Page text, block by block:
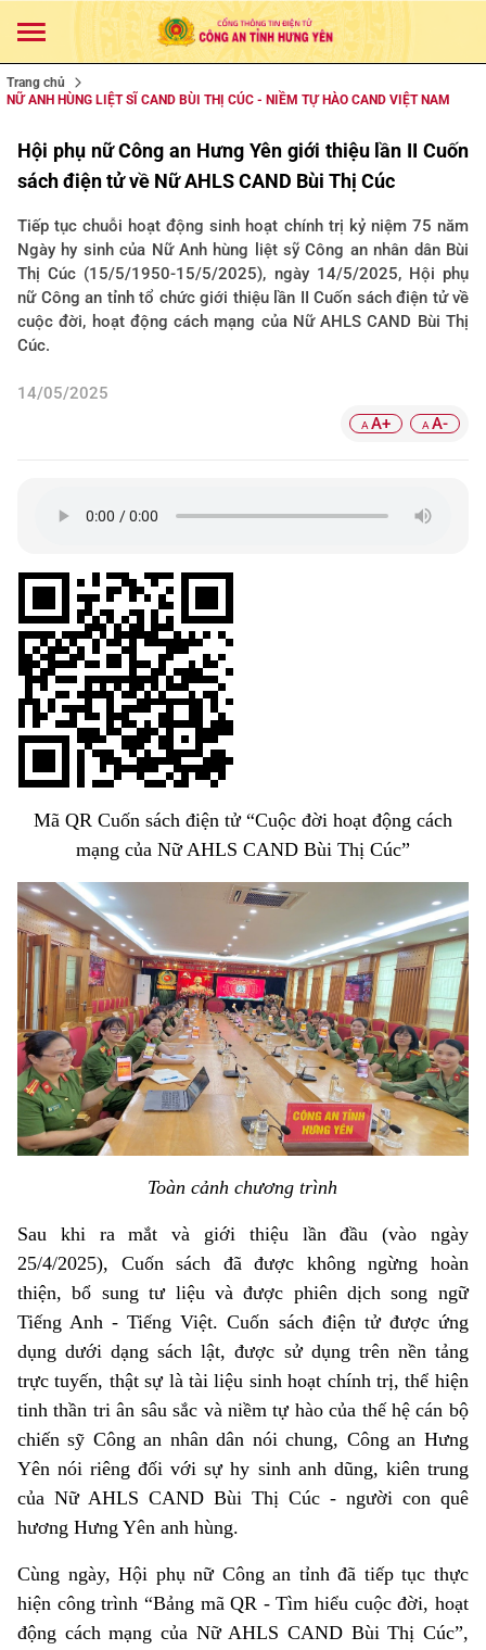
Trang chủ
NỮ ANH HÙNG LIỆT SĨ CAND BÙI THỊ CÚC - NIỀM TỰ HÀO CAND VIỆT NAM
Hội phụ nữ Công an Hưng Yên giới thiệu lần II Cuốn
sách điện tử về Nữ AHLS CAND Bùi Thị Cúc
Tiếp tục chuỗi hoạt động sinh hoạt chính trị kỷ niệm 75 năm
Ngày hy sinh của Nữ Anh hùng liệt sỹ Công an nhân dân Bùi
Thị Cúc (15/5/1950-15/5/2025), ngày 14/5/2025, Hội phụ
nữ Công an tỉnh tổ chức giới thiệu lần II Cuốn sách điện tử về
cuộc đời, hoạt động cách mạng của Nữ AHLS CAND Bùi Thị
Cúc.
14/05/2025
A A+ A A-
Mã QR Cuốn sách điện tử “Cuộc đời hoạt động cách
mạng của Nữ AHLS CAND Bùi Thị Cúc”
Toàn cảnh chương trình
Sau khi ra mắt và giới thiệu lần đầu (vào ngày
25/4/2025), Cuốn sách đã được không ngừng hoàn
thiện, bổ sung tư liệu và được phiên dịch song ngữ
Tiếng Anh - Tiếng Việt. Cuốn sách điện tử được ứng
dụng dưới dạng sách lật, được sử dụng trên nền tảng
trực tuyến, thật sự là tài liệu sinh hoạt chính trị, thể hiện
tinh thần tri ân sâu sắc và niềm tự hào của thế hệ cán bộ
chiến sỹ Công an nhân dân nói chung, Công an Hưng
Yên nói riêng đối với sự hy sinh anh dũng, kiên trung
của Nữ AHLS CAND Bùi Thị Cúc - người con quê
hương Hưng Yên anh hùng.
Cùng ngày, Hội phụ nữ Công an tỉnh đã tiếp tục thực
hiện công trình “Bảng mã QR - Tìm hiểu cuộc đời, hoạt
động cách mạng của Nữ AHLS CAND Bùi Thị Cúc”,